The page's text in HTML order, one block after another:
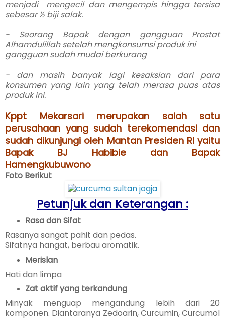
menjadi mengecil dan mengempis hingga tersisa
sebesar ½ biji salak.
- Seorang Bapak dengan gangguan Prostat
Alhamdulillah setelah mengkonsumsi produk ini
gangguan sudah mudai berkurang
- dan masih banyak lagi kesaksian dari para
konsumen yang lain yang telah merasa puas atas
produk ini.
Kppt Mekarsari merupakan salah satu
perusahaan yang sudah terekomendasi dan
sudah dikunjungi oleh Mantan Presiden RI yaitu
Bapak BJ Habibie dan Bapak
Hamengkubuwono
Foto Berikut
Petunjuk dan Keterangan :
Rasa dan Sifat
Rasanya sangat pahit dan pedas.
Sifatnya hangat, berbau aromatik.
Merislan
Hati dan limpa
Zat aktif yang terkandung
Minyak menguap mengandung lebih dari 20
komponen. Diantaranya Zedoarin, Curcumin, Curcumol